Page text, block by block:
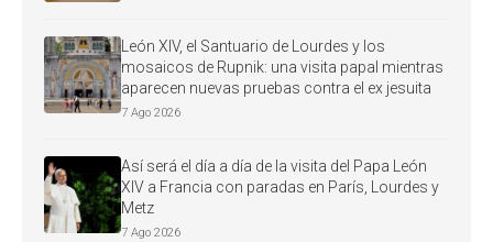
León XIV, el Santuario de Lourdes y los
mosaicos de Rupnik: una visita papal mientras
aparecen nuevas pruebas contra el ex jesuita
7 Ago 2026
Así será el día a día de la visita del Papa León
XIV a Francia con paradas en París, Lourdes y
Metz
7 Ago 2026